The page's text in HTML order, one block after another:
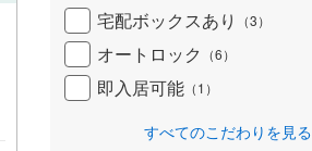
宅配ボックスあり （3）
オートロック （6）
即入居可能 （1 ）
すべてのこだわりを見る